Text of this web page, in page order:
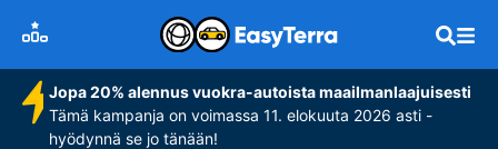
Jopa 20% alennus vuokra-autoista maailmanlaajuisesti
Tämä kampanja on voimassa 11. elokuuta 2026 asti -
hyödynnä se jo tänään!